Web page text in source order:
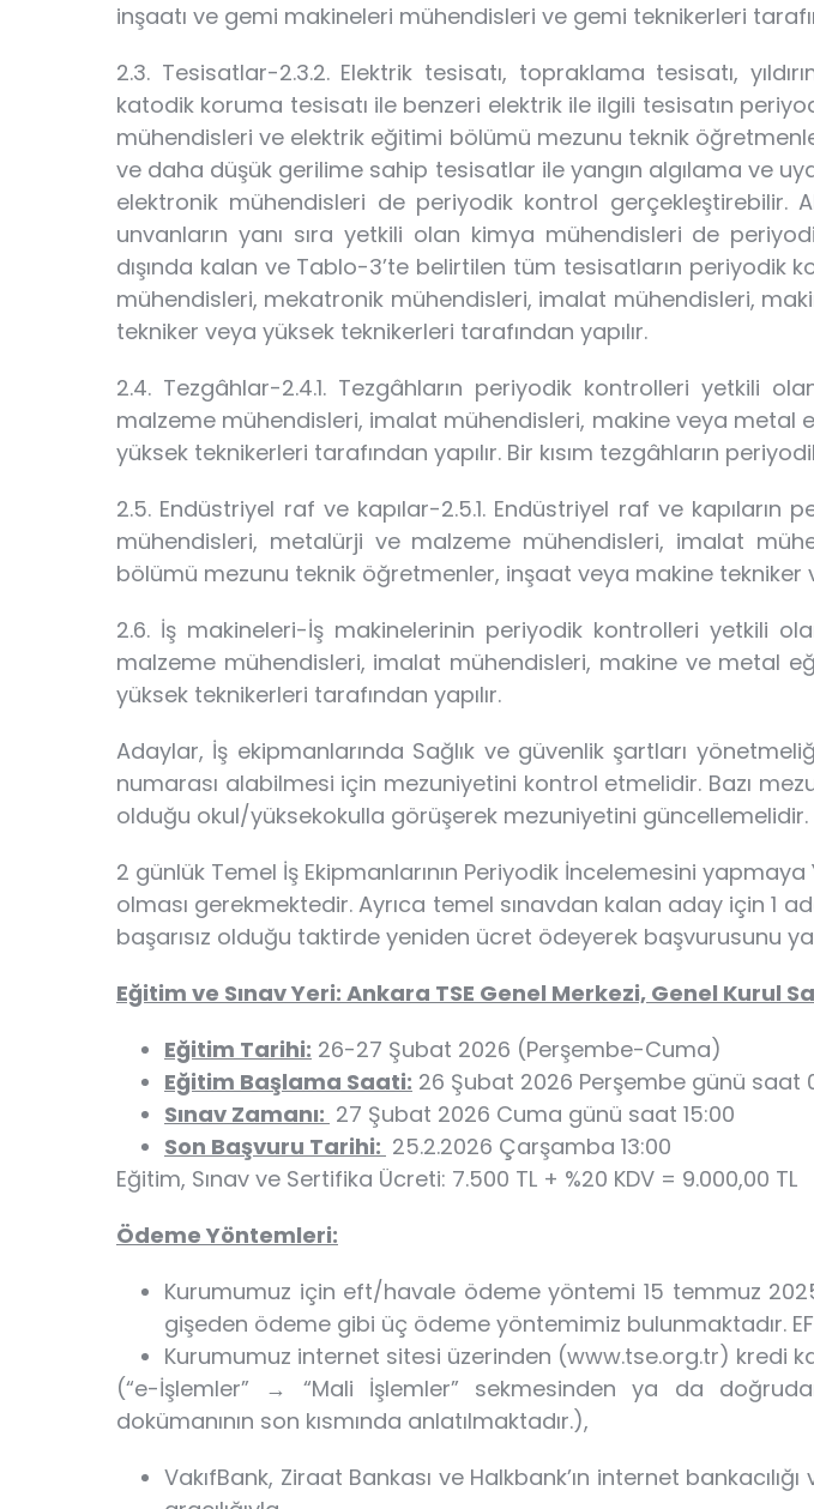
inşaatı ve gemi makineleri mühendisleri ve gemi teknikerleri
2.3. Tesisatlar-2.3.2. Elektrik tesisatı, topraklama tesisatı,
katodik koruma tesisatı ile benzeri elektrik ile ilgili tesisatın
mühendisleri ve elektrik eğitimi bölümü mezunu teknik
ve daha düşük gerilime sahip tesisatlar ile yangın algılama ve
elektronik mühendisleri de periyodik kontrol gerçekleştirebilir.
unvanların yanı sıra yetkili olan kimya mühendisleri de
dışında kalan ve Tablo-3’te belirtilen tüm tesisatların
mühendisleri, mekatronik mühendisleri, imalat mühendisleri,
tekniker veya yüksek teknikerleri tarafından yapılır.
2.4. Tezgâhlar-2.4.1. Tezgâhların periyodik kontrolleri yetkili
malzeme mühendisleri, imalat mühendisleri, makine veya
yüksek teknikerleri tarafından yapılır. Bir kısım tezgâhların
2.5. Endüstriyel raf ve kapılar-2.5.1. Endüstriyel raf ve
mühendisleri, metalürji ve malzeme mühendisleri, imalat
bölümü mezunu teknik öğretmenler, inşaat veya makine tekniker
2.6. İş makineleri-İş makinelerinin periyodik kontrolleri yetkili
malzeme mühendisleri, imalat mühendisleri, makine ve metal
yüksek teknikerleri tarafından yapılır.
Adaylar, İş ekipmanlarında Sağlık ve güvenlik şartları
numarası alabilmesi için mezuniyetini kontrol etmelidir. Bazı
olduğu okul/yüksekokulla görüşerek mezuniyetini güncellemelidir.
2 günlük Temel İş Ekipmanlarının Periyodik İncelemesini
olması gerekmektedir. Ayrıca temel sınavdan kalan aday için 1
başarısız olduğu taktirde yeniden ücret ödeyerek başvurusunu
Eğitim ve Sınav Yeri: Ankara TSE Genel Merkezi, Genel Kurul
Eğitim Tarihi: 26-27 Şubat 2026 (Perşembe-Cuma)
Eğitim Başlama Saati: 26 Şubat 2026 Perşembe günü saat
Sınav Zamanı: 27 Şubat 2026 Cuma günü saat 15:00
Son Başvuru Tarihi: 25.2.2026 Çarşamba 13:00
Eğitim, Sınav ve Sertifika Ücreti: 7.500 TL + %20 KDV = 9.000,00 TL
Ödeme Yöntemleri:
Kurumumuz için eft/havale ödeme yöntemi 15 temmuz
gişeden ödeme gibi üç ödeme yöntemimiz bulunmaktadır.
Kurumumuz internet sitesi üzerinden (www.tse.org.tr) kredi
(“e-İşlemler” → “Mali İşlemler” sekmesinden ya da
dokümanının son kısmında anlatılmaktadır.),
VakıfBank, Ziraat Bankası ve Halkbank’ın internet